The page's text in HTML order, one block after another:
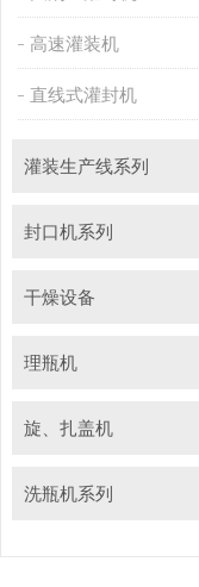
高速灌装机
直线式灌封机
灌装生产线系列
封口机系列
干燥设备
理瓶机
旋、扎盖机
洗瓶机系列